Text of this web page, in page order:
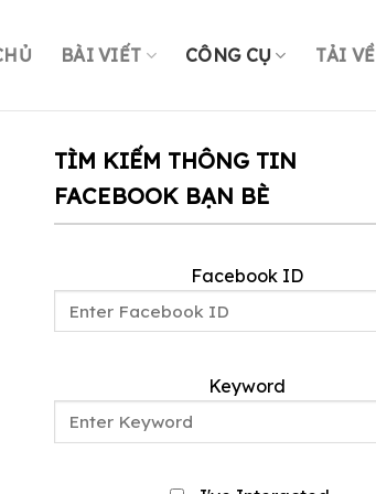
BÀI VIẾT CÔNG CỤ TẢI VỀ
TÌM KIẾM THÔNG TIN
FACEBOOK BẠN BÈ
Facebook ID
Keyword